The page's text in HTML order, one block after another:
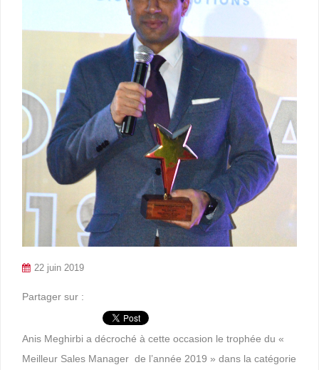
22 juin 2019
Partager sur :
Anis Meghirbi a décroché à cette occasion le trophée du «
Meilleur Sales Manager de l’année 2019 » dans la catégorie